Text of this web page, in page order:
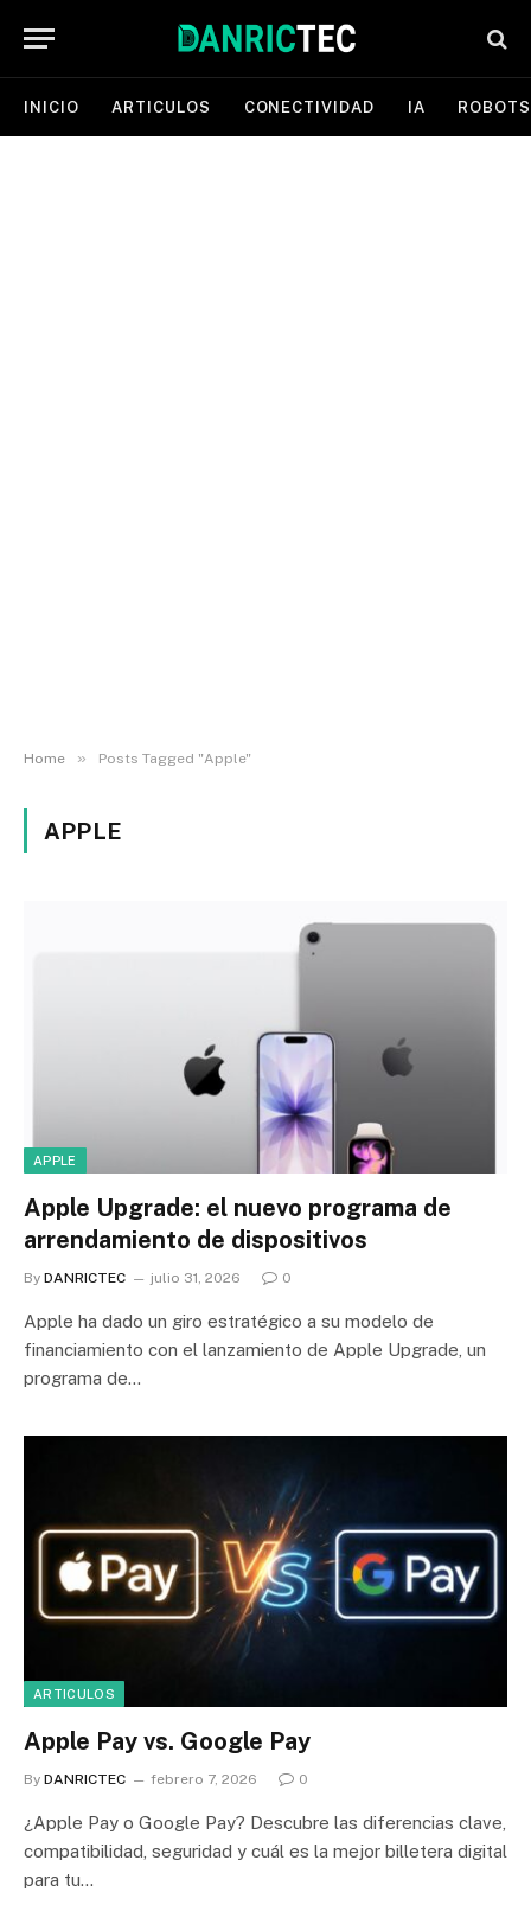
INICIO ARTICULOS CONECTIVIDAD IA ROBOTS
Home » Posts Tagged "Apple"
APPLE
APPLE
Apple Upgrade: el nuevo programa de
arrendamiento de dispositivos
By DANRICTEC julio 31, 2026 0
Apple ha dado un giro estratégico a su modelo de
financiamiento con el lanzamiento de Apple Upgrade, un
programa de…
ARTICULOS
Apple Pay vs. Google Pay
By DANRICTEC febrero 7, 2026 0
¿Apple Pay o Google Pay? Descubre las diferencias clave,
compatibilidad, seguridad y cuál es la mejor billetera digital
para tu…